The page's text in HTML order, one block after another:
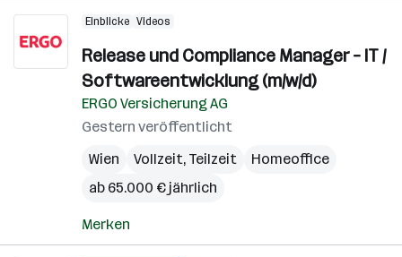
Einblicke Videos
Release und Compliance Manager – IT /
Softwareentwicklung (m/w/d)
ERGO Versicherung AG
Gestern veröffentlicht
Wien
Vollzeit, Teilzeit
Homeoffice
ab 65.000 € jährlich
Merken